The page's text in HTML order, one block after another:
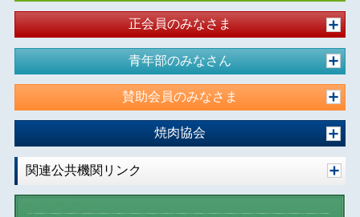
正会員のみなさま
青年部のみなさん
賛助会員のみなさま
焼肉協会
関連公共機関リンク